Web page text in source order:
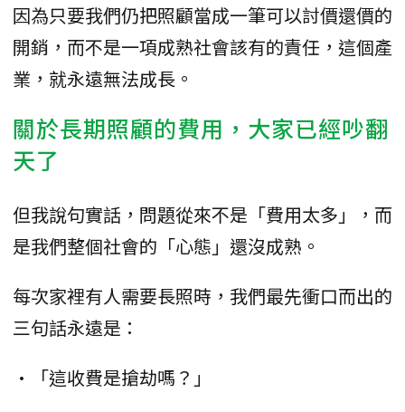
因為只要我們仍把照顧當成一筆可以討價還價的
開銷，而不是一項成熟社會該有的責任，這個產
業，就永遠無法成長。
關於長期照顧的費用，大家已經吵翻
天了
但我說句實話，問題從來不是「費用太多」，而
是我們整個社會的「心態」還沒成熟。
每次家裡有人需要長照時，我們最先衝口而出的
三句話永遠是：
•「這收費是搶劫嗎？」